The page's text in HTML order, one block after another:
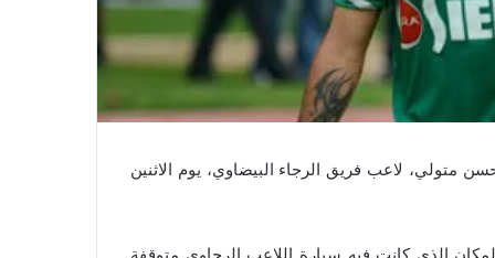
متولي، لاعب فريق الرجاء البيضاوي، يوم الاثنين